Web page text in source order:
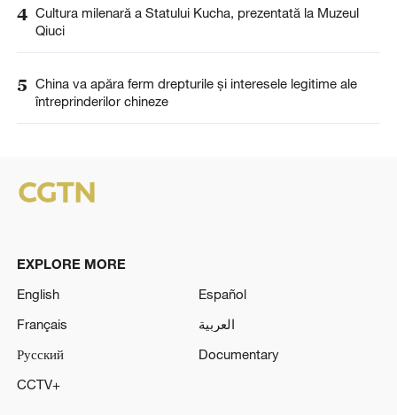
4 Cultura milenară a Statului Kucha, prezentată la Muzeul
Qiuci
5 China va apăra ferm drepturile și interesele legitime ale
întreprinderilor chineze
EXPLORE MORE
English
Español
Français
العربية
Русский
Documentary
CCTV+